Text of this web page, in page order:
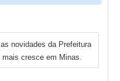
novidades da Prefeitura
mais cresce em Minas.